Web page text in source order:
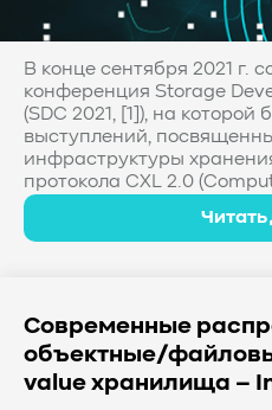
В конце сентября 2021 г.
конференция Storage
(SDC 2021, [1]), на
выступлений,
инфраструктуры
протокола CXL 2.0
Читать
Современные
объектные/
value хранилища –